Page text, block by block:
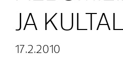
JA
17.2.2010